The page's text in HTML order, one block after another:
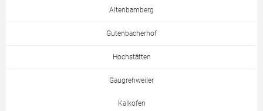
Altenbamberg
Gutenbacherhof
Hochstätten
Gaugrehweiler
Kalkofen